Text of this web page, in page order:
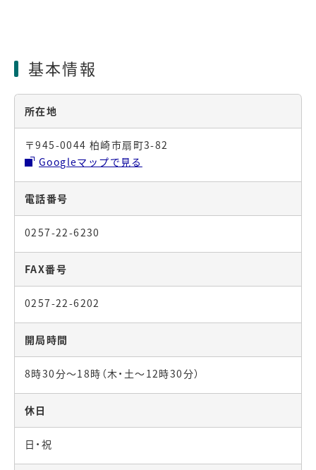
基本情報
所在地
〒945-0044 柏崎市扇町3-82
Googleマップで見る
電話番号
0257-22-6230
FAX番号
0257-22-6202
開局時間
8時30分～18時（木・土～12時30分）
休日
日・祝